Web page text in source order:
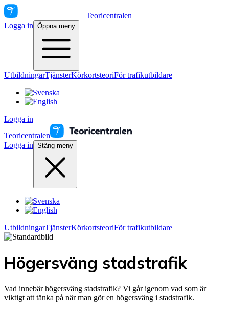
Teoricentralen
Logga in Öppna meny
UtbildningarTjänsterKörkortsteoriFör trafikutbildare
Logga in
Teoricentralen
Logga in Stäng meny
UtbildningarTjänsterKörkortsteoriFör trafikutbildare
Högersväng stadstrafik
Vad innebär högersväng stadstrafik? Vi går igenom vad som är
viktigt att tänka på när man gör en högersväng i stadstrafik.